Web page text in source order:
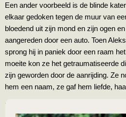
Een ander voorbeeld is de blinde
elkaar gedoken tegen de muur van
bloedend uit zijn mond en zijn ogen
aangereden door een auto. Toen
sprong hij in paniek door een raam
moeite kon ze het getraumatiseerde
zijn geworden door de aanrijding. Ze
hem een naam, ze gaf hem liefde,
Dan is er nog de 'hoarder', de